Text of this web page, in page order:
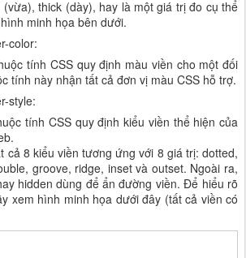
(vừa), thick (dày), hay là một giá trị đo cụ thể
minh họa bên dưới.
color:
tính CSS quy định màu viền cho một đối
tính này nhận tất cả đơn vị màu CSS hỗ trợ.
style:
tính CSS quy định kiểu viền thể hiện của
cả 8 kiểu viền tương ứng với 8 giá trị: dotted,
groove, ridge, inset và outset. Ngoài ra,
hidden dùng để ẩn đường viền. Để hiểu rõ
xem hình minh họa dưới đây (tất cả viền có